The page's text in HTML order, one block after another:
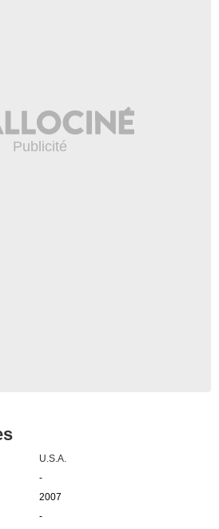
U.S.A.
-
2007
-